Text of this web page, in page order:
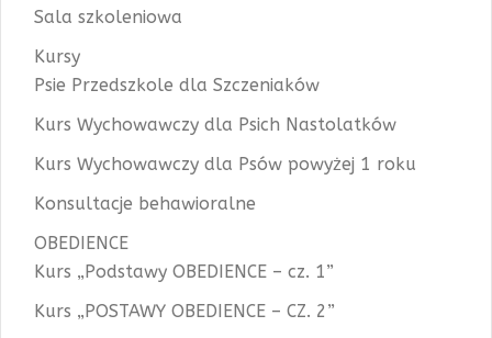
Sala szkoleniowa
Kursy
Psie Przedszkole dla Szczeniaków
Kurs Wychowawczy dla Psich Nastolatków
Kurs Wychowawczy dla Psów powyżej 1 roku
Konsultacje behawioralne
OBEDIENCE
Kurs „Podstawy OBEDIENCE – cz. 1”
Kurs „POSTAWY OBEDIENCE – CZ. 2”